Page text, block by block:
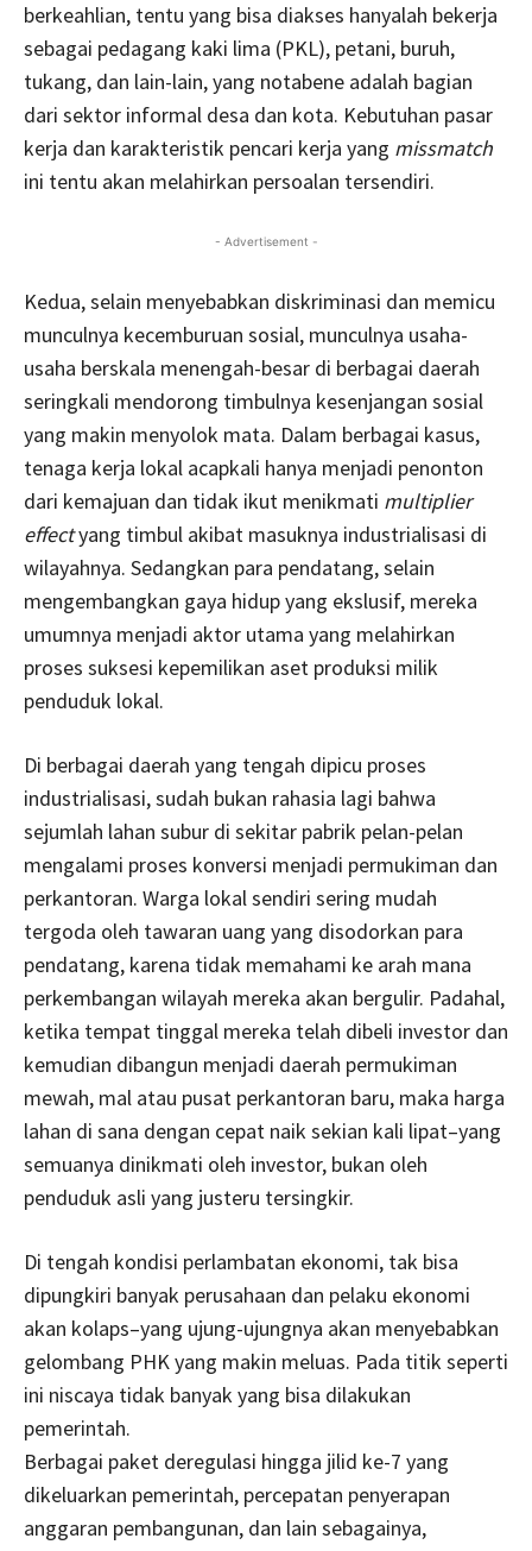
berkeahlian, tentu yang bisa diakses hanyalah bekerja
sebagai pedagang kaki lima (PKL), petani, buruh,
tukang, dan lain-lain, yang notabene adalah bagian
dari sektor informal desa dan kota. Kebutuhan pasar
kerja dan karakteristik pencari kerja yang missmatch
ini tentu akan melahirkan persoalan tersendiri.
- Advertisement -
Kedua, selain menyebabkan diskriminasi dan memicu
munculnya kecemburuan sosial, munculnya usaha-
usaha berskala menengah-besar di berbagai daerah
seringkali mendorong timbulnya kesenjangan sosial
yang makin menyolok mata. Dalam berbagai kasus,
tenaga kerja lokal acapkali hanya menjadi penonton
dari kemajuan dan tidak ikut menikmati multiplier
effectyang timbul akibat masuknya industrialisasi di
wilayahnya. Sedangkan para pendatang, selain
mengembangkan gaya hidup yang ekslusif, mereka
umumnya menjadi aktor utama yang melahirkan
proses suksesi kepemilikan aset produksi milik
penduduk lokal.
Di berbagai daerah yang tengah dipicu proses
industrialisasi, sudah bukan rahasia lagi bahwa
sejumlah lahan subur di sekitar pabrik pelan-pelan
mengalami proses konversi menjadi permukiman dan
perkantoran. Warga lokal sendiri sering mudah
tergoda oleh tawaran uang yang disodorkan para
pendatang, karena tidak memahami ke arah mana
perkembangan wilayah mereka akan bergulir. Padahal,
ketika tempat tinggal mereka telah dibeli investor dan
kemudian dibangun menjadi daerah permukiman
mewah, mal atau pusat perkantoran baru, maka harga
lahan di sana dengan cepat naik sekian kali lipat–yang
semuanya dinikmati oleh investor, bukan oleh
penduduk asli yang justeru tersingkir.
Di tengah kondisi perlambatan ekonomi, tak bisa
dipungkiri banyak perusahaan dan pelaku ekonomi
akan kolaps–yang ujung-ujungnya akan menyebabkan
gelombang PHK yang makin meluas. Pada titik seperti
ini niscaya tidak banyak yang bisa dilakukan
pemerintah.
Berbagai paket deregulasi hingga jilid ke-7 yang
dikeluarkan pemerintah, percepatan penyerapan
anggaran pembangunan, dan lain sebagainya,